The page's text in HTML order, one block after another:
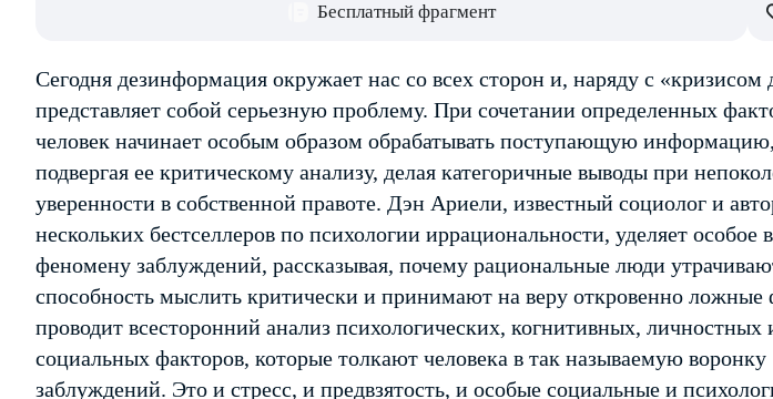
Бесплатный фрагмент
Сегодня дезинформация окружает нас со всех сторон и, наряду с «кризисом
представляет собой серьезную проблему. При сочетании определенных
человек начинает особым образом обрабатывать поступающую
подвергая ее критическому анализу, делая категоричные выводы при
уверенности в собственной правоте. Дэн Ариели, известный социолог и
нескольких бестселлеров по психологии иррациональности, уделяет особое
феномену заблуждений, рассказывая, почему рациональные люди
способность мыслить критически и принимают на веру откровенно
проводит всесторонний анализ психологических, когнитивных, личностных
социальных факторов, которые толкают человека в так называемую воронку
заблуждений. Это и стресс, и предвзятость, и особые социальные и